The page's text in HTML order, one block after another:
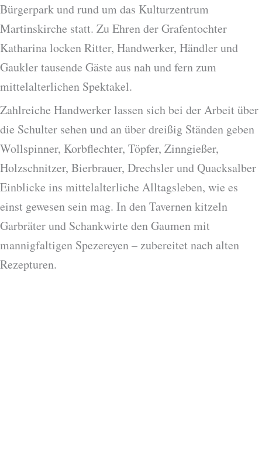
Bürgerpark und rund um das Kulturzentrum
Martinskirche statt. Zu Ehren der Grafentochter
Katharina locken Ritter, Handwerker, Händler und
Gaukler tausende Gäste aus nah und fern zum
mittelalterlichen Spektakel.
Zahlreiche Handwerker lassen sich bei der Arbeit über
die Schulter sehen und an über dreißig Ständen geben
Wollspinner, Korbflechter, Töpfer, Zinngießer,
Holzschnitzer, Bierbrauer, Drechsler und Quacksalber
Einblicke ins mittelalterliche Alltagsleben, wie es
einst gewesen sein mag. In den Tavernen kitzeln
Garbräter und Schankwirte den Gaumen mit
mannigfaltigen Spezereyen – zubereitet nach alten
Rezepturen.